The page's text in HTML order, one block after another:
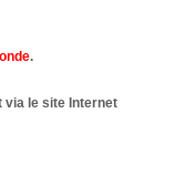
.
via le site Internet